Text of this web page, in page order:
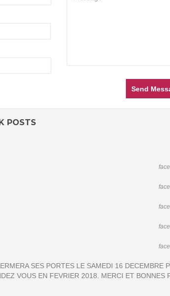
Send
POSTS
SES PORTES LE SAMEDI 16 DECEMBRE
VOUS EN FEVRIER 2018. MERCI ET BONNES